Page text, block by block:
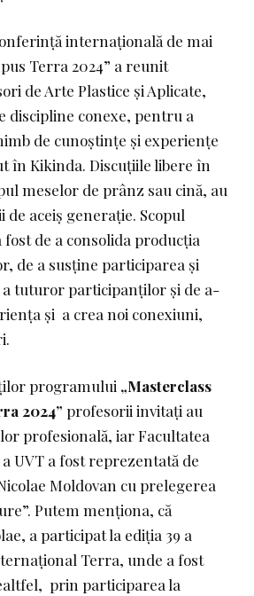
internațională de mai
Terra 2024” a reunit
de Arte Plastice și Aplicate,
discipline conexe, pentru a
de cunoștințe și experiențe
în Kikinda. Discuțiile libere în
meselor de prânz sau cină, au
aceiș generație. Scopul
fost de a consolida producția
de a susține participarea și
a tuturor participanților și de a-
și a crea noi conexiuni,
programului „Masterclass
2024” profesorii invitați au
profesională, iar Facultatea
UVT a fost reprezentată de
Moldovan cu prelegerea
Putem menționa, că
a participat la ediția 39 a
Terra, unde a fost
prin participarea la